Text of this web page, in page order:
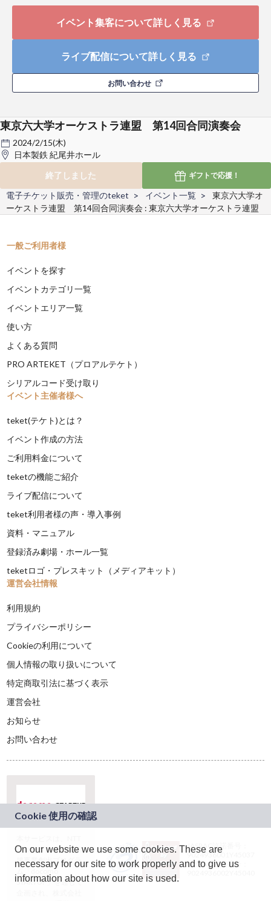
イベント集客について詳しく見る
ライブ配信について詳しく見る
お問い合わせ
東京六大学オーケストラ連盟 第14回合同演奏会
2024/2/15(木)
日本製鉄 紀尾井ホール
終了しました
ギフトで応援！
電子チケット販売・管理のteket イベント一覧
東京六大学オ
ーケストラ連盟 第14回合同演奏会 : 東京六大学オーケストラ連盟
一般ご利用者様
イベントを探す
イベントカテゴリ一覧
イベントエリア一覧
使い方
よくある質問
PRO ARTEKET（プロアルテケト）
シリアルコード受け取り
イベント主催者様へ
teket(テケト)とは？
イベント作成の方法
ご利用料金について
teketの機能ご紹介
ライブ配信について
teket利用者様の声・導入事例
資料・マニュアル
登録済み劇場・ホール一覧
teketロゴ・プレスキット（メディアキット）
運営会社情報
利用規約
プライバシーポリシー
Cookieの利用について
個人情報の取り扱いについて
特定商取引法に基づく表示
運営会社
お知らせ
お問い合わせ
ドコモグループの新
規事業創出プログラ
ム「docomo
STARTUP」を通じて
JASRAC許諾番号：
9024936001Y45037
JASRAC許諾番号：
On our website we use some cookies. These are
necessary for our site to work properly and to give us
information about how our site is used.